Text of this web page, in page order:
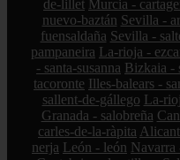
de-lillet Murcia -
nuevo-baztán Sevilla -
fuensaldaña Sevilla -
pampaneira La-rioja -
- santa-susanna Bizkaia -
tacoronte Illes-balears -
sallent-de-gállego La-
Granada - salobreña
carles-de-la-ràpita
nerja León - león Navarra